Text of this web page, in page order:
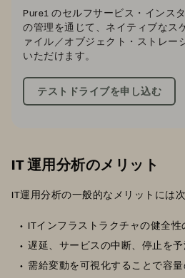
Pure1 のセルフサービス・インス
の管理を通じて、ネイティブなス
ァイル／オブジェクト・ストレー
いただけます。
テストドライブを申し込む
IT 運用分析のメリット
IT運用分析の一般的なメリットには
ITインフラストラクチャの健全
遅延、サービスの中断、停止を
需給変動を可視化することで容